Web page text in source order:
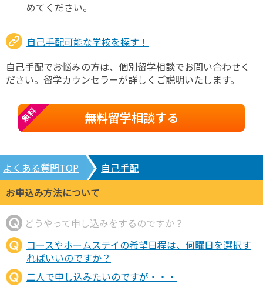
めてください。
自己手配可能な学校を探す！
自己手配でお悩みの方は、個別留学相談でお問い合わせく
ださい。留学カウンセラーが詳しくご説明いたします。
無料留学相談する
無料
よくある質問TOP
自己手配
お申込み方法について
どうやって申し込みをするのですか？
コースやホームステイの希望日程は、何曜日を選択す
ればいいのですか？
二人で申し込みたいのですが・・・